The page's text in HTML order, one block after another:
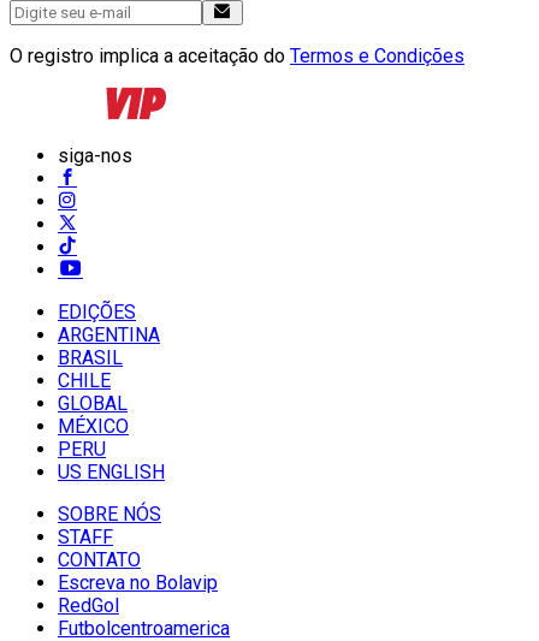
O registro implica a aceitação do Termos e Condições
siga-nos
EDIÇÕES
ARGENTINA
BRASIL
CHILE
GLOBAL
MÉXICO
PERU
US ENGLISH
SOBRE NÓS
STAFF
CONTATO
Escreva no Bolavip
RedGol
Futbolcentroamerica